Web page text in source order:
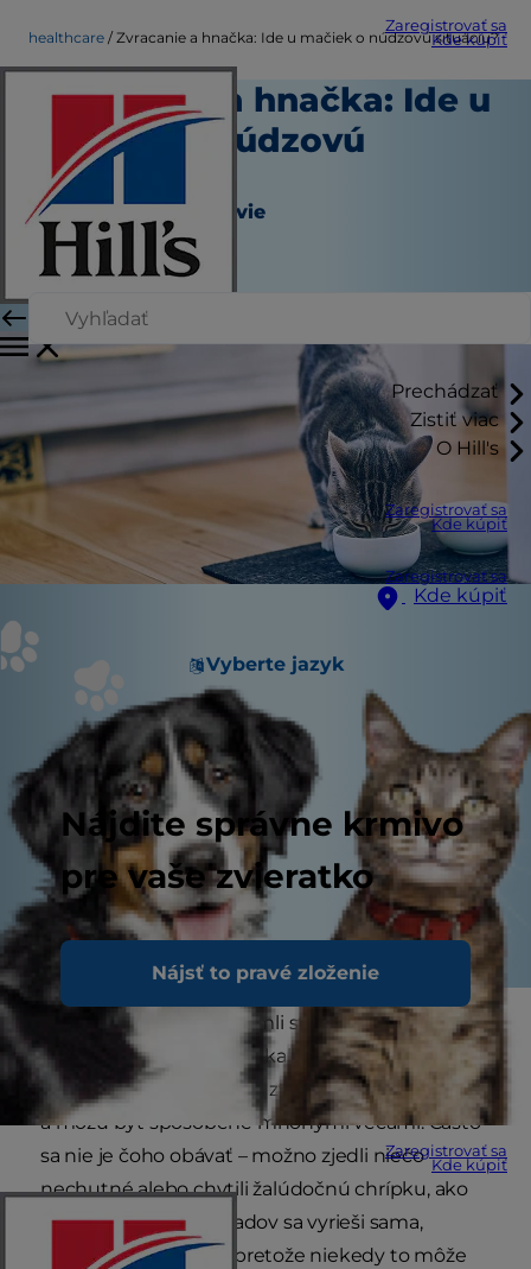
Zaregistrovať sa
Kde kúpiť
Prechádzať
Zistiť viac
O Hill's
Zaregistrovať sa
Kde kúpiť
Zaregistrovať sa
Kde kúpiť
Vyberte jazyk
Nájdite správne krmivo
pre vaše zvieratko
Nájsť to pravé zloženie
Zaregistrovať sa
Kde kúpiť
healthcare Zvracanie a hnačka: Ide u mačiek o núdzovú situáciu?
Zvracanie a hnačka: Ide u
mačiek o núdzovú
situáciu?
Starostlivosť o zdravie
Autor
|
Zvracia vaša mačka? Všimli ste si zmenu farby
alebo konzistencie jej výkalov? Zvracanie
a hnačka sú u domácich zvierat celkom bežné
a môžu byť spôsobené mnohými vecami. Často
sa nie je čoho obávať – možno zjedli niečo
nechutné alebo chytili žalúdočnú chrípku, ako
my. Hoci väčšina prípadov sa vyrieši sama,
musíme byť opatrní, pretože niekedy to môže